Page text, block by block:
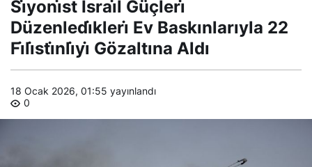
Baskınlarıyla 22
Fi̇li̇sti̇nli̇yi̇ Gözaltına Aldı
Düzenledi̇kleri̇ Ev Baskınlarıyla 22
Fi̇li̇sti̇nli̇yi̇ Gözaltına Aldı
18 Ocak 2026, 01:55 yayınlandı
0